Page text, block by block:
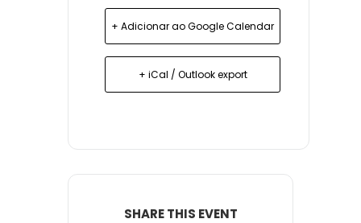
+ Adicionar ao Google Calendar
+ iCal / Outlook export
SHARE THIS EVENT